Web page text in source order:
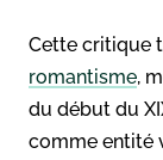
Cette critique
romantisme,
du début du
comme entité